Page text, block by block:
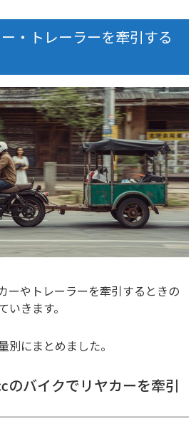
・トレーラーを牽引する
ーやトレーラーを牽引するときの
きます。
別にまとめました。
のバイクでリヤカーを牽引